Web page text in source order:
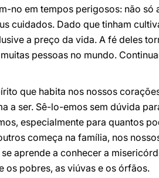
no em tempos perigosos: não só
cuidados. Dado que tinham
a preço da vida. A fé deles
pessoas no mundo.
que habita nos nossos
a ser. Sê-lo-emos sem dúvida
especialmente para quantos
começa na família, nos
aprende a conhecer a
os pobres, as viúvas e os órfãos.